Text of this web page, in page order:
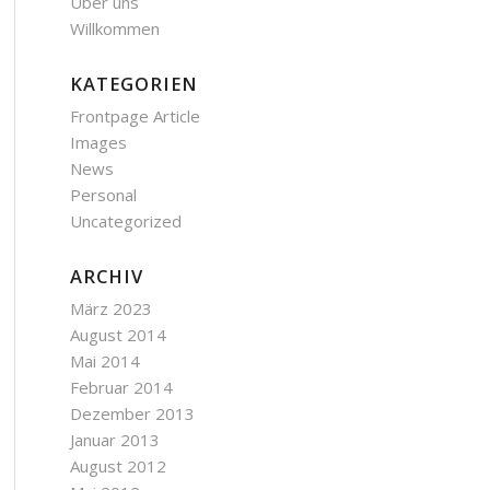
Willkommen
KATEGORIEN
Frontpage Article
Images
News
Personal
Uncategorized
ARCHIV
März 2023
August 2014
Mai 2014
Februar 2014
Dezember 2013
Januar 2013
August 2012